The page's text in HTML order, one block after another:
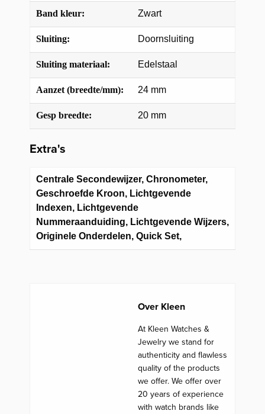
Band kleur: Zwart
Sluiting: Doornsluiting
Sluiting materiaal: Edelstaal
Aanzet (breedte/mm): 24 mm
Gesp breedte: 20 mm
Extra's
Centrale Secondewijzer, Chronometer,
Geschroefde Kroon, Lichtgevende
Indexen, Lichtgevende
Nummeraanduiding, Lichtgevende Wijzers,
Originele Onderdelen, Quick Set,
Over Kleen
At Kleen Watches &
Jewelry we stand for
authenticity and flawless
quality of the products
we offer. We offer over
20 years of experience
with watch brands like